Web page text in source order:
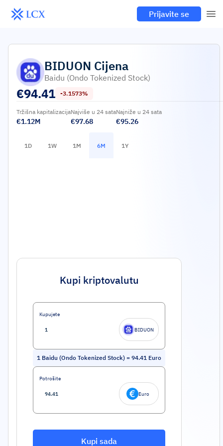
Prijavite se
BIDUON Cijena
Baidu (Ondo Tokenized Stock)
€94.41 -3.1573%
Tržišna kapitalizacija
€1.12M
Najviše u 24 sata
€97.68
Najniže u 24 sata
€95.26
1D 1W 1M 6M 1Y
Kupi kriptovalutu
Kupujete
BIDUON
1 Baidu (Ondo Tokenized Stock) = 94.41 Euro
Potrošite
Euro
Kupi sada